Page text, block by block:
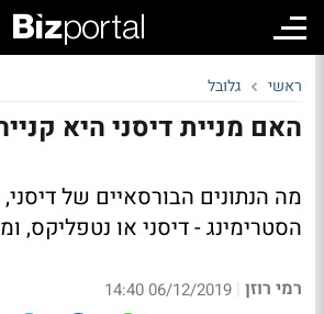
ראשי גלובל
האם מניית דיסני היא
מה הנתונים הבורסאיים של
הסטרימינג - דיסני או נטפליקס,
רמי רוזן |
06/12/2019 14:40